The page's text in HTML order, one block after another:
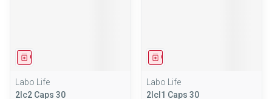
Geneesmiddel
Labo Life
2lc2 Caps 30
Geneesmiddel
Labo Life
2lcl1 Caps 30